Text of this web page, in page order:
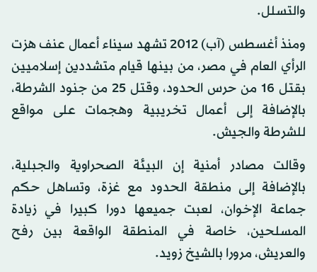
والتسلل.
ومنذ أغسطس (آب) 2012 تشهد سيناء أعمال عنف هزت
الرأي العام في مصر، من بينها قيام متشددين إسلاميين
بقتل 16 من حرس الحدود، وقتل 25 من جنود الشرطة،
بالإضافة إلى أعمال تخريبية وهجمات على مواقع
للشرطة والجيش.
وقالت مصادر أمنية إن البيئة الصحراوية والجبلية،
بالإضافة إلى منطقة الحدود مع غزة، وتساهل حكم
جماعة الإخوان، لعبت جميعها دورا كبيرا في زيادة
المسلحين، خاصة في المنطقة الواقعة بين رفح
والعريش، مرورا بالشيخ زويد.